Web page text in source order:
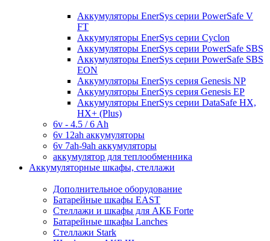
Аккумуляторы EnerSys серии PowerSafe V
FT
Аккумуляторы EnerSys серии Cyclon
Аккумуляторы EnerSys серии PowerSafe SBS
Аккумуляторы EnerSys серии PowerSafe SBS
EON
Аккумуляторы EnerSys серия Genesis NP
Аккумуляторы EnerSys серия Genesis EP
Аккумуляторы EnerSys серии DataSafe HX,
HX+ (Plus)
6v - 4.5 / 6 Ah
6v 12ah аккумуляторы
6v 7ah-9ah аккумуляторы
аккумулятор для теплообменника
Аккумуляторные шкафы, стеллажи
Дополнительное оборудование
Батарейные шкафы EAST
Стеллажи и шкафы для АКБ Forte
Батарейные шкафы Lanches
Стеллажи Stark